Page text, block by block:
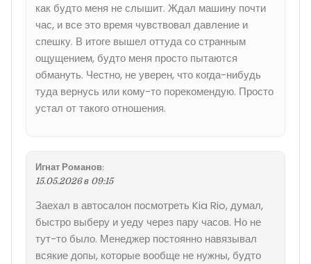
как будто меня не слышит. Ждал машину почти
час, и все это время чувствовал давление и
спешку. В итоге вышел оттуда со странным
ощущением, будто меня просто пытаются
обмануть. Честно, не уверен, что когда-нибудь
туда вернусь или кому-то порекомендую. Просто
устал от такого отношения.
Игнат Романов:
15.05.2026 в 09:15
Заехал в автосалон посмотреть Kia Rio, думал,
быстро выберу и уеду через пару часов. Но не
тут-то было. Менеджер постоянно навязывал
всякие допы, которые вообще не нужны, будто